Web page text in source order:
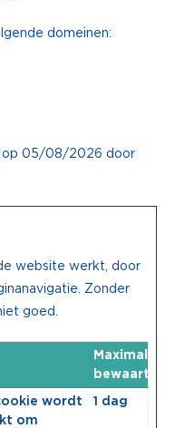
domeinen:
op 05/08/2026 door
website werkt, door
Zonder
goed.
Maximale
wordt
om
1 dag